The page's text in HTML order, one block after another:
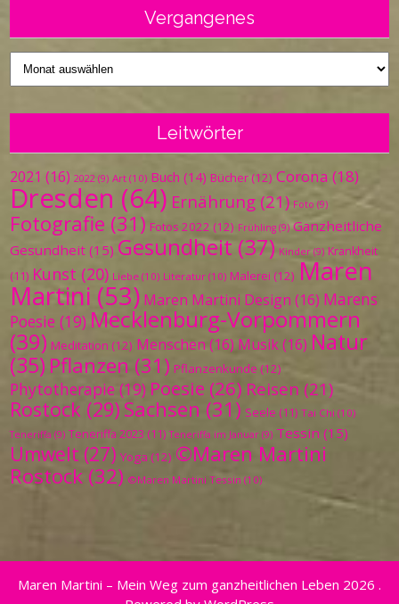
Vergangenes
Vergangenes
Leitwörter
2021 (16) 2022 (9) Art (10) Buch (14) Bücher (12) Corona (18)
Dresden (64) Ernährung (21) Foto (9)
Fotografie (31) Fotos 2022 (12) Frühling (9) Ganzheitliche
Gesundheit (15) Gesundheit (37) Kinder (9) Krankheit
(11) Kunst (20) Liebe (10) Literatur (10) Malerei (12) Maren
Martini (53) Maren Martini Design (16) Marens
Poesie (19) Mecklenburg-Vorpommern
(39) Meditation (12) Menschen (16) Musik(16) Natur
(35) Pflanzen (31) Pflanzenkunde (12)
Phytotherapie (19) Poesie (26) Reisen (21)
Rostock (29) Sachsen (31) Seele (11) Tai Chi (10)
Teneriffa (9) Teneriffa 2023 (11) Teneriffa im Januar (9) Tessin (15)
Umwelt (27) Yoga (12) ©Maren Martini
Rostock (32) ©Maren Martini Tessin (10)
Maren Martini – Mein Weg zum ganzheitlichen Leben 2026 .